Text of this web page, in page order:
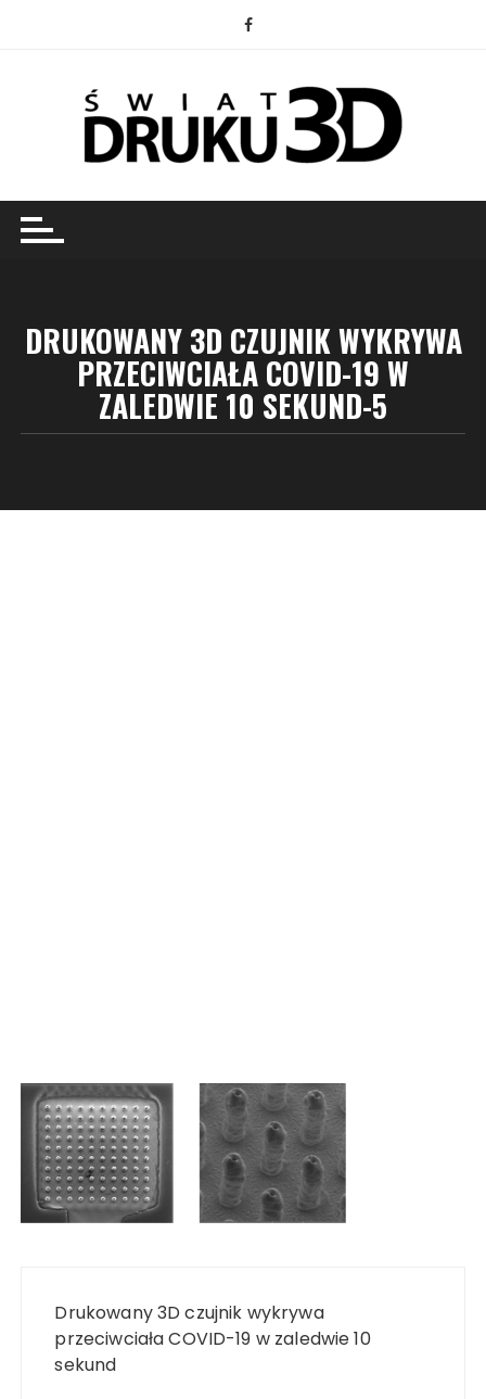
DRUKOWANY 3D CZUJNIK WYKRYWA
PRZECIWCIAŁA COVID-19 W
ZALEDWIE 10 SEKUND-5
wpisu
Drukowany 3D czujnik wykrywa
przeciwciała COVID-19 w zaledwie 10
sekund